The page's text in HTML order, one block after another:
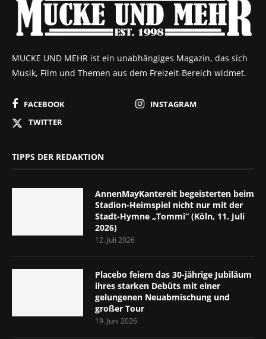
MUCKE UND MEHR ist ein unabhängiges Magazin, das sich
Musik, Film und Themen aus dem Freizeit-Bereich widmet.
FACEBOOK
INSTAGRAM
TWITTER
TIPPS DER REDAKTION
AnnenMayKantereit begeisterten beim
Stadion-Heimspiel nicht nur mit der
Stadt-Hymne „Tommi“ (Köln, 11. Juli
2026)
12. Juli 2026
Placebo feiern das 30-jährige Jubiläum
ihres starken Debüts mit einer
gelungenen Neuabmischung und
großer Tour
19. Juni 2026